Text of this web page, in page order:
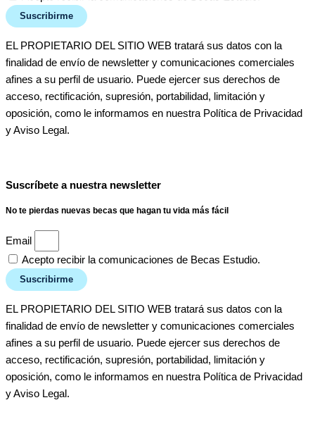
Suscribirme
EL PROPIETARIO DEL SITIO WEB tratará sus datos con la
finalidad de envío de newsletter y comunicaciones comerciales
afines a su perfil de usuario. Puede ejercer sus derechos de
acceso, rectificación, supresión, portabilidad, limitación y
oposición, como le informamos en nuestra Política de Privacidad
y Aviso Legal.
Suscríbete a nuestra newsletter
No te pierdas nuevas becas que hagan tu vida más fácil
Email
Acepto recibir la comunicaciones de Becas Estudio.
Suscribirme
EL PROPIETARIO DEL SITIO WEB tratará sus datos con la
finalidad de envío de newsletter y comunicaciones comerciales
afines a su perfil de usuario. Puede ejercer sus derechos de
acceso, rectificación, supresión, portabilidad, limitación y
oposición, como le informamos en nuestra Política de Privacidad
y Aviso Legal.